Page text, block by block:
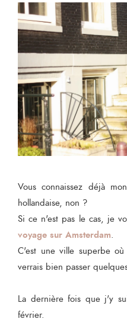
Vous connaissez déjà
hollandaise, non ?
Si ce n'est pas le cas, je
voyage sur Amsterdam.
C'est une ville superbe
verrais bien passer
La dernière fois que j'y
février.